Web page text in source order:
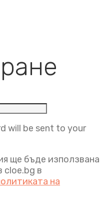
will be sent to your
ще бъде използвана
cloe.bg в
на